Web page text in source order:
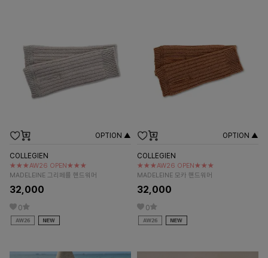
OPTION ▲
COLLEGIEN
★★★AW26 OPEN★★★
MADELEINE 그리페를 핸드워머
32,000
0
OPTION ▲
COLLEGIEN
★★★AW26 OPEN★★★
MADELEINE 모카 핸드워머
32,000
0